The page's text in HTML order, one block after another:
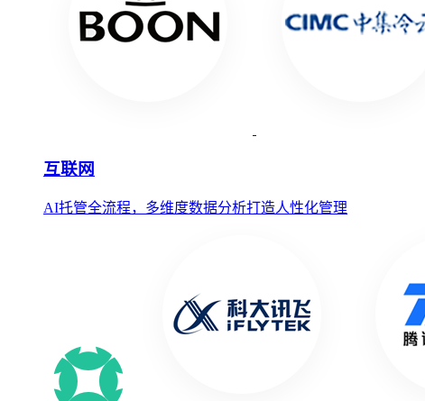
互联网
AI托管全流程，多维度数据分析打造人性化管理